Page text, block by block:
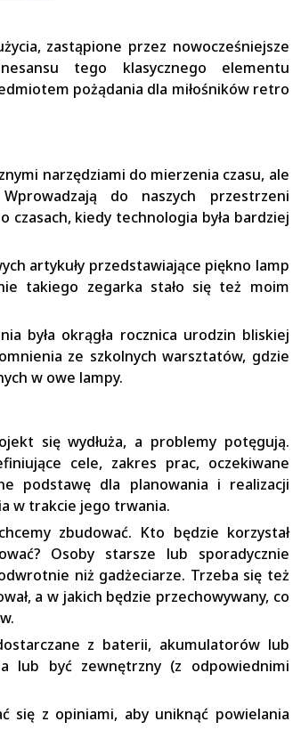
zastąpione przez nowocześniejsze
tego klasycznego elementu
pożądania dla miłośników retro
narzędziami do mierzenia czasu, ale
do naszych przestrzeni
czasach, kiedy technologia była bardziej
artykuły przedstawiające piękno lamp
takiego zegarka stało się też moim
była okrągła rocznica urodzin bliskiej
ze szkolnych warsztatów, gdzie
w owe lampy.
się wydłuża, a problemy potęgują.
cele, zakres prac, oczekiwane
podstawę dla planowania i realizacji
w trakcie jego trwania.
zbudować. Kto będzie korzystał
Osoby starsze lub sporadycznie
niż gadżeciarze. Trzeba się też
a w jakich będzie przechowywany, co
z baterii, akumulatorów lub
lub być zewnętrzny (z odpowiednimi
się z opiniami, aby uniknąć powielania